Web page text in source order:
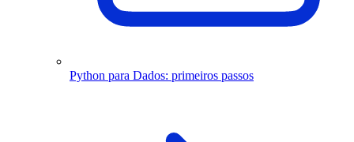
Python para Dados: primeiros passos